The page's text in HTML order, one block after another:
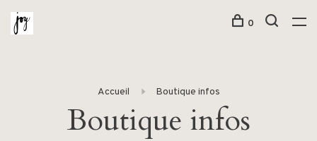
0
Accueil Boutique infos
Boutique infos